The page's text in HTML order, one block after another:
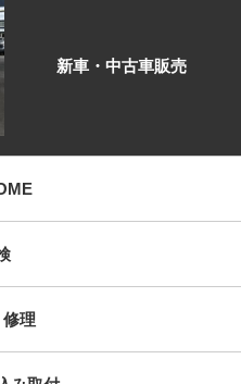
新車・中古車販売
理